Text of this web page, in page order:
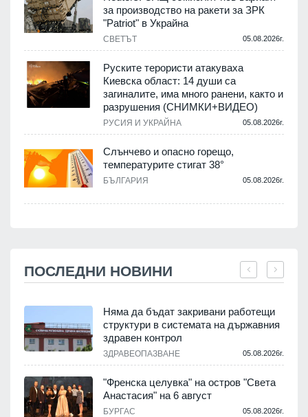
за производство на ракети за ЗРК
"Patriot" в Украйна
СВЕТЪТ 05.08.2026г.
Руските терористи атакуваха
Киевска област: 14 души са
загиналите, има много ранени, както и
разрушения (СНИМКИ+ВИДЕО)
РУСИЯ И УКРАЙНА 05.08.2026г.
Слънчево и опасно горещо,
температурите стигат 38°
БЪЛГАРИЯ 05.08.2026г.
ПОСЛЕДНИ НОВИНИ
Няма да бъдат закривани работещи
структури в системата на държавния
здравен контрол
ЗДРАВЕОПАЗВАНЕ 05.08.2026г.
"Френска целувка" на остров "Света
Анастасия" на 6 август
БУРГАС 05.08.2026г.